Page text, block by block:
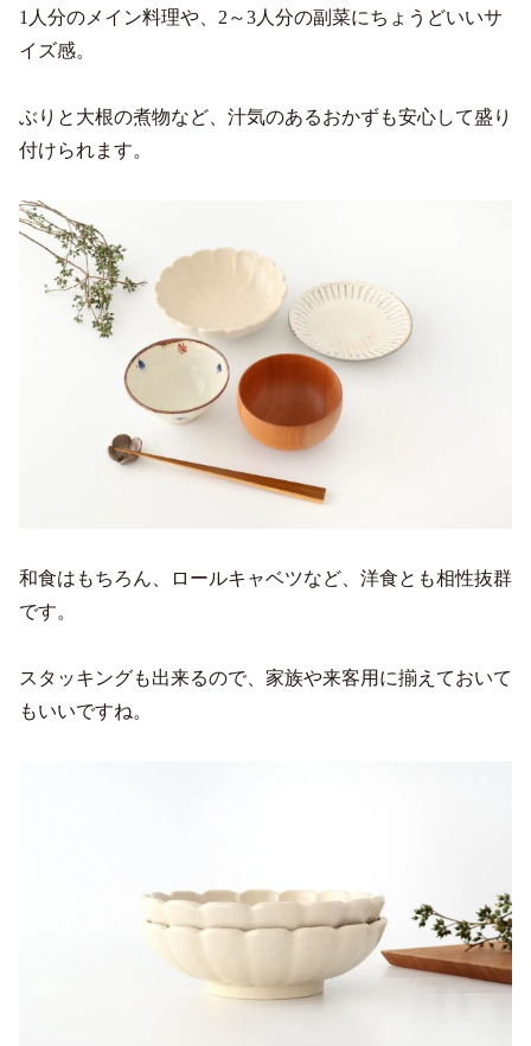
1人分のメイン料理や、2～3人分の副菜にちょうどいいサ
イズ感。
ぶりと大根の煮物など、汁気のあるおかずも安心して盛り
付けられます。
和食はもちろん、ロールキャベツなど、洋食とも相性抜群
です。
スタッキングも出来るので、家族や来客用に揃えておいて
もいいですね。